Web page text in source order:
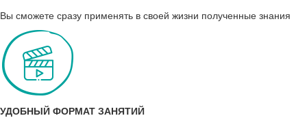
Вы сможете сразу применять в своей жизни полученные знания
УДОБНЫЙ ФОРМАТ ЗАНЯТИЙ